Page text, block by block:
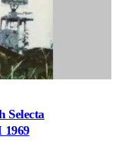
Selecta